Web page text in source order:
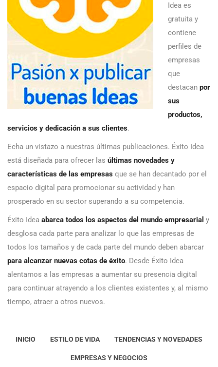
Idea es
gratuita y
contiene
perfiles de
empresas
que
destacan por
sus
productos,
servicios y dedicación a sus clientes.
Echa un vistazo a nuestras últimas publicaciones. Éxito Idea
está diseñada para ofrecer las últimas novedades y
características de las empresas que se han decantado por el
espacio digital para promocionar su actividad y han
prosperado en su sector superando a su competencia.
Éxito Idea abarca todos los aspectos del mundo empresarial y
desglosa cada parte para analizar lo que las empresas de
todos los tamaños y de cada parte del mundo deben abarcar
para alcanzar nuevas cotas de éxito. Desde Éxito Idea
alentamos a las empresas a aumentar su presencia digital
para continuar atrayendo a los clientes existentes y, al mismo
tiempo, atraer a otros nuevos.
INICIO ESTILO DE VIDA TENDENCIAS Y NOVEDADES
EMPRESAS Y NEGOCIOS